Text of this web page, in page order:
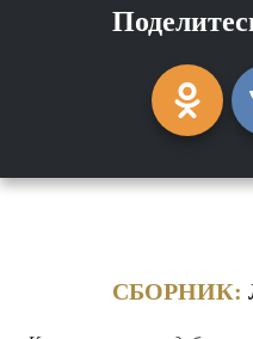
СБОРНИК: